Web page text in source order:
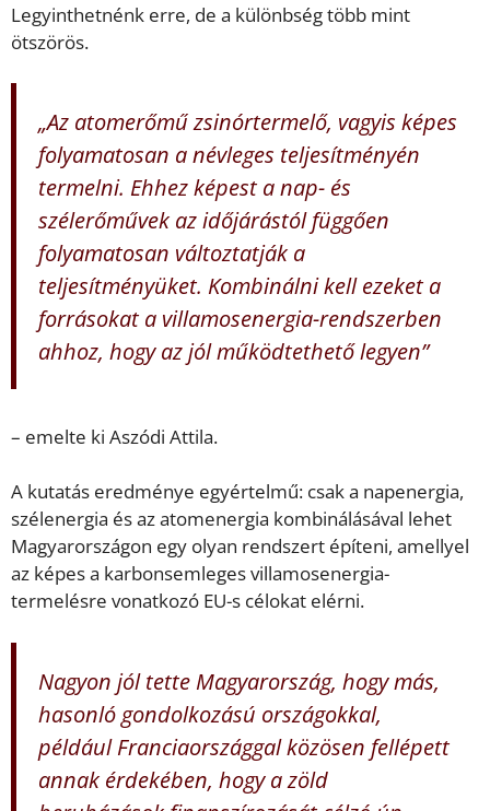
Legyinthetnénk erre, de a különbség több mint
ötszörös.
„Az atomerőmű zsinórtermelő, vagyis képes
folyamatosan a névleges teljesítményén
termelni. Ehhez képest a nap- és
szélerőművek az időjárástól függően
folyamatosan változtatják a
teljesítményüket. Kombinálni kell ezeket a
forrásokat a villamosenergia-rendszerben
ahhoz, hogy az jól működtethető legyen”
– emelte ki Aszódi Attila.
A kutatás eredménye egyértelmű: csak a napenergia,
szélenergia és az atomenergia kombinálásával lehet
Magyarországon egy olyan rendszert építeni, amellyel
az képes a karbonsemleges villamosenergia-
termelésre vonatkozó EU-s célokat elérni.
Nagyon jól tette Magyarország, hogy más,
hasonló gondolkozású országokkal,
például Franciaországgal közösen fellépett
annak érdekében, hogy a zöld